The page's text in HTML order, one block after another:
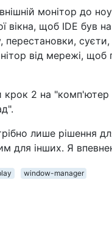
монітор до
вікна, щоб IDE був
перестановки,
від мережі,
крок 2 на
лише рішення
для інших. Я
window-manager